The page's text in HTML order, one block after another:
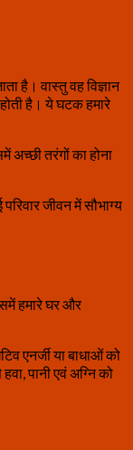
है। वास्तु वह विज्ञान
है। ये घटक हमारे
अच्छी तरंगों का होना
जीवन में सौभाग्य
हमारे घर और
एनर्जी या बाधाओं को
पानी एवं अग्नि को